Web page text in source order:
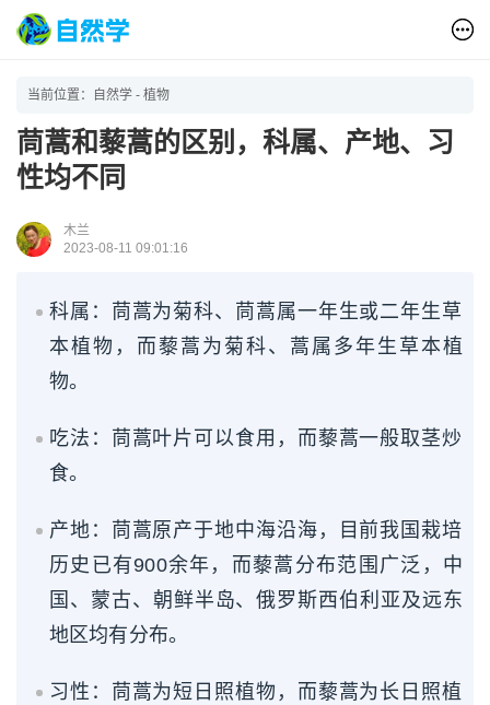
当前位置： 自然学 - 植物
茼蒿和藜蒿的区别，科属、产地、习
性均不同
木兰
2023-08-11 09:01:16
科属：茼蒿为菊科、茼蒿属一年生或二年生草
本植物，而藜蒿为菊科、蒿属多年生草本植
物。
吃法：茼蒿叶片可以食用，而藜蒿一般取茎炒
食。
产地：茼蒿原产于地中海沿海，目前我国栽培
历史已有900余年，而藜蒿分布范围广泛，中
国、蒙古、朝鲜半岛、俄罗斯西伯利亚及远东
地区均有分布。
习性：茼蒿为短日照植物，而藜蒿为长日照植